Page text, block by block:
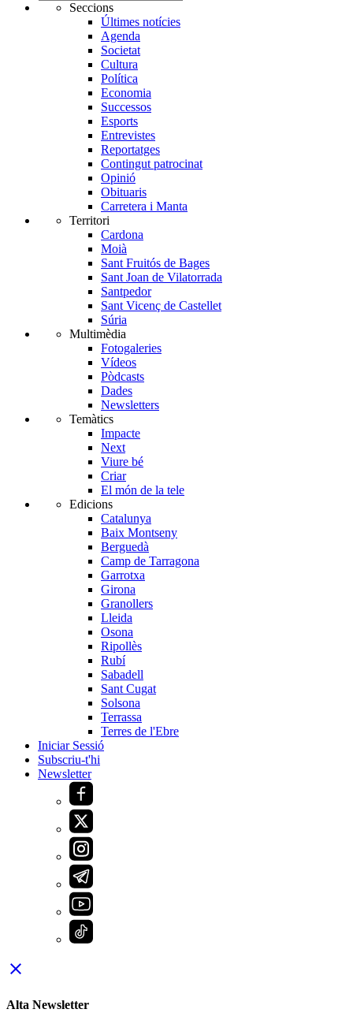
Seccions
Últimes notícies
Agenda
Societat
Cultura
Política
Economia
Successos
Esports
Entrevistes
Reportatges
Contingut patrocinat
Opinió
Obituaris
Carretera i Manta
Territori
Cardona
Moià
Sant Fruitós de Bages
Sant Joan de Vilatorrada
Santpedor
Sant Vicenç de Castellet
Súria
Multimèdia
Fotogaleries
Vídeos
Pòdcasts
Dades
Newsletters
Temàtics
Impacte
Next
Viure bé
Criar
El món de la tele
Edicions
Catalunya
Baix Montseny
Berguedà
Camp de Tarragona
Garrotxa
Girona
Granollers
Lleida
Osona
Ripollès
Rubí
Sabadell
Sant Cugat
Solsona
Terrassa
Terres de l'Ebre
Iniciar Sessió
Subscriu-t'hi
Newsletter
close
Alta Newsletter